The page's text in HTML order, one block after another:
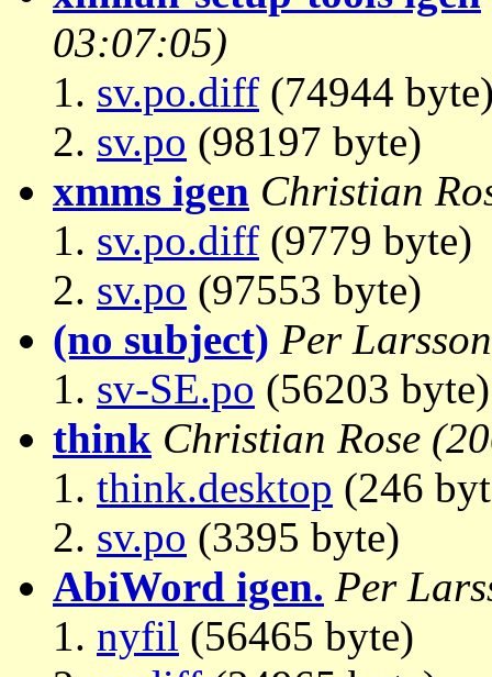
03:07:05)
sv.po.diff (74944
sv.po (98197 byte)
xmms igen Christian
sv.po.diff (9779 byte)
sv.po (97553 byte)
(no subject) Per Larsson
sv-SE.po (56203 byte)
think Christian Rose
think.desktop (246
sv.po (3395 byte)
AbiWord igen. Per
nyfil (56465 byte)